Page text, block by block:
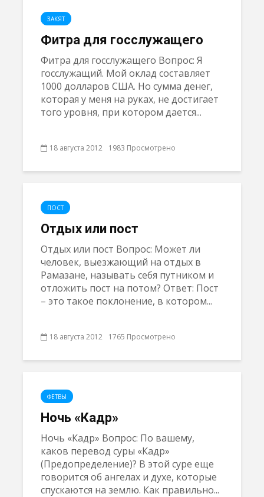
ЗАКЯТ
Фитра для госслужащего
Фитра для госслужащего Вопрос: Я
госслужащий. Мой оклад составляет
1000 долларов США. Но сумма денег,
которая у меня на руках, не достигает
того уровня, при котором дается...
18 августа 2012 1983 Просмотрено
ПОСТ
Отдых или пост
Отдых или пост Вопрос: Может ли
человек, выезжающий на отдых в
Рамазане, называть себя путником и
отложить пост на потом? Ответ: Пост
– это такое поклонение, в котором...
18 августа 2012 1765 Просмотрено
ФЕТВЫ
Ночь «Кадр»
Ночь «Кадр» Вопрос: По вашему,
каков перевод суры «Кадр»
(Предопределение)? В этой суре еще
говорится об ангелах и духе, которые
спускаются на землю. Как правильно...